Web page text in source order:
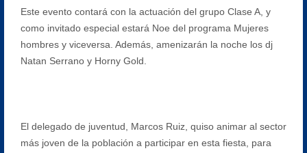
Este evento contará con la actuación del grupo Clase A, y
como invitado especial estará Noe del programa Mujeres
hombres y viceversa. Además, amenizarán la noche los dj
Natan Serrano y Horny Gold.
El delegado de juventud, Marcos Ruiz, quiso animar al sector
más joven de la población a participar en esta fiesta, para